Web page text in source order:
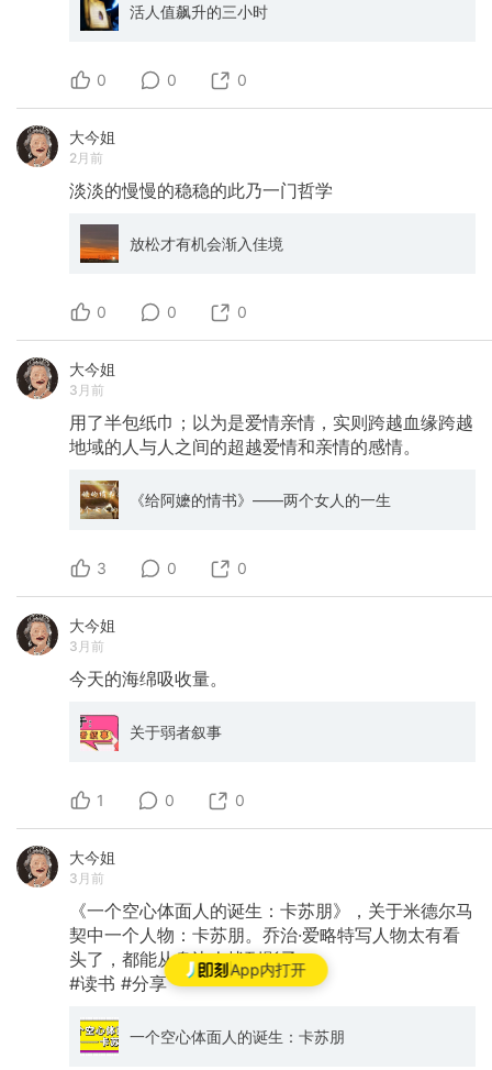
App内打开
活人值飙升的三小时
0 0 0
大今姐
2月前
淡淡的慢慢的稳稳的此乃一门哲学
放松才有机会渐入佳境
0 0 0
大今姐
3月前
用了半包纸巾；以为是爱情亲情，实则跨越血缘跨越
地域的人与人之间的超越爱情和亲情的感情。
《给阿嬷的情书》——两个女人的一生
3 0 0
大今姐
3月前
今天的海绵吸收量。
关于弱者叙事
1 0 0
大今姐
3月前
《一个空心体面人的诞生：卡苏朋》，关于米德尔马
契中一个人物：卡苏朋。乔治·爱略特写人物太有看
头了，都能从身边人找到影子。
#读书 #分享
一个空心体面人的诞生：卡苏朋